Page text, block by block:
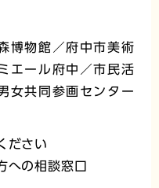
博物館／府中市美術
エール府中／市民活
女共同参画センター
ださい
への相談窓口